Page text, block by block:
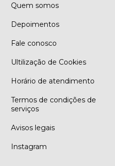
Quem somos
Depoimentos
Fale conosco
Ultilização de Cookies
Horário de atendimento
Termos de condições de
serviços
Avisos legais
Instagram